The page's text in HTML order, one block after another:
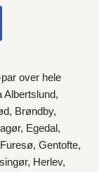
over hele
Albertslund,
, Brøndby,
, Egedal,
Furesø, Gentofte,
, Herlev,